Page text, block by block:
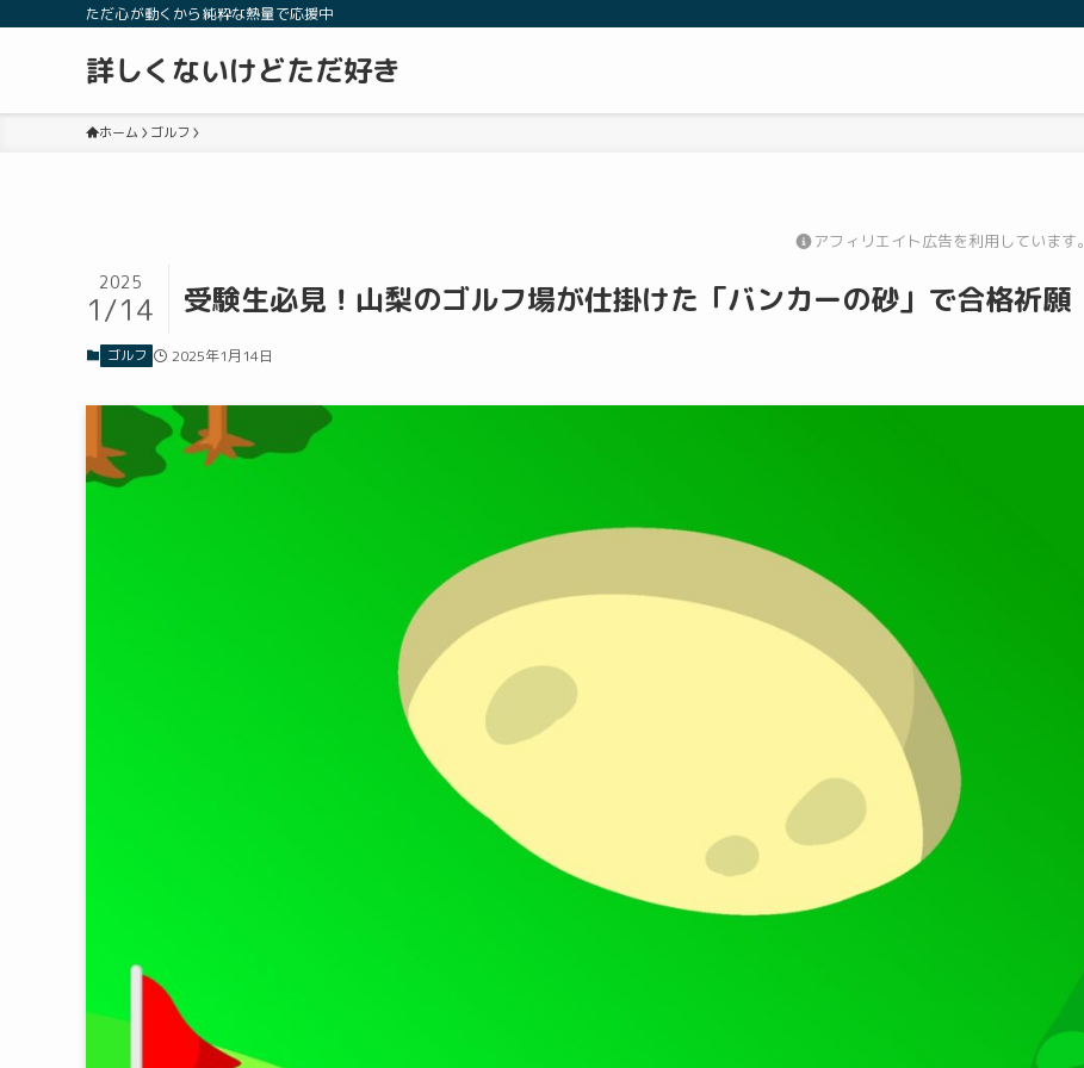
ただ心が動くから純粋な熱量で応援中
詳しくないけどただ好き
ホーム ゴルフ
アフィリエイト広告を利用しています。
受験生必見！山梨のゴルフ場が仕掛けた「バンカーの砂」で合格祈願
2025
1/14
ゴルフ 2025年1月14日